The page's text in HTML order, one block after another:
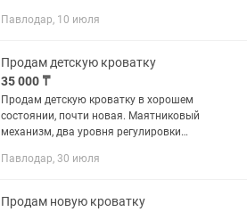
Павлодар, 10 июля
Продам детскую кроватку
35 000 ₸
Продам детскую кроватку в хорошем
состоянии, почти новая. Маятниковый
механизм, два уровня регулировки
Павлодар, 30 июля
Продам новую кроватку